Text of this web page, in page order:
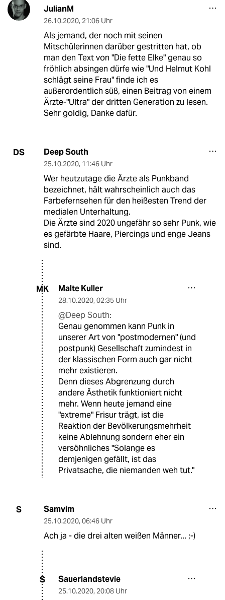
JulianM
26.10.2020, 21:06 Uhr
Als jemand, der noch mit seinen
Mitschülerinnen darüber gestritten hat, ob
man den Text von "Die fette Elke" genau so
fröhlich absingen dürfe wie "Und Helmut Kohl
schlägt seine Frau" finde ich es
außerordentlich süß, einen Beitrag von einem
Ärzte-"Ultra" der dritten Generation zu lesen.
Sehr goldig, Danke dafür.
DS Deep South
25.10.2020, 11:46 Uhr
Wer heutzutage die Ärzte als Punkband
bezeichnet, hält wahrscheinlich auch das
Farbefernsehen für den heißesten Trend der
medialen Unterhaltung.
Die Ärzte sind 2020 ungefähr so sehr Punk, wie
es gefärbte Haare, Piercings und enge Jeans
sind.
MK Malte Kuller
28.10.2020, 02:35 Uhr
@Deep South:
Genau genommen kann Punk in
unserer Art von "postmodernen" (und
postpunk) Gesellschaft zumindest in
der klassischen Form auch gar nicht
mehr existieren.
Denn dieses Abgrenzung durch
andere Ästhetik funktioniert nicht
mehr. Wenn heute jemand eine
"extreme" Frisur trägt, ist die
Reaktion der Bevölkerungsmehrheit
keine Ablehnung sondern eher ein
versöhnliches "Solange es
demjenigen gefällt, ist das
Privatsache, die niemanden weh tut."
S Samvim
25.10.2020, 06:46 Uhr
Ach ja - die drei alten weißen Männer... ;-)
S Sauerlandstevie
25.10.2020, 20:08 Uhr